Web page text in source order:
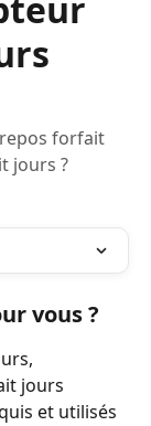
forfait
jours ?
vous ?
jours
et utilisés